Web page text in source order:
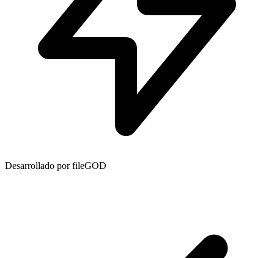
Desarrollado por fileGOD